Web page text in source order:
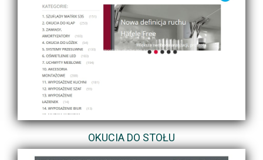
OKUCIA DO STOŁU